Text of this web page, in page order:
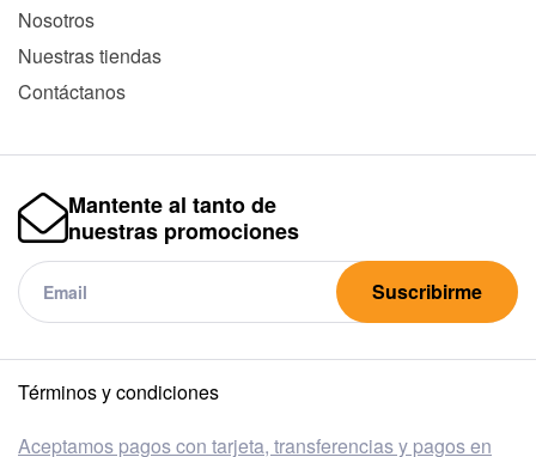
Nosotros
Nuestras tiendas
Contáctanos
Mantente al tanto de
nuestras promociones
Suscribirme
Términos y condiciones
Aceptamos pagos con tarjeta, transferencias y pagos en